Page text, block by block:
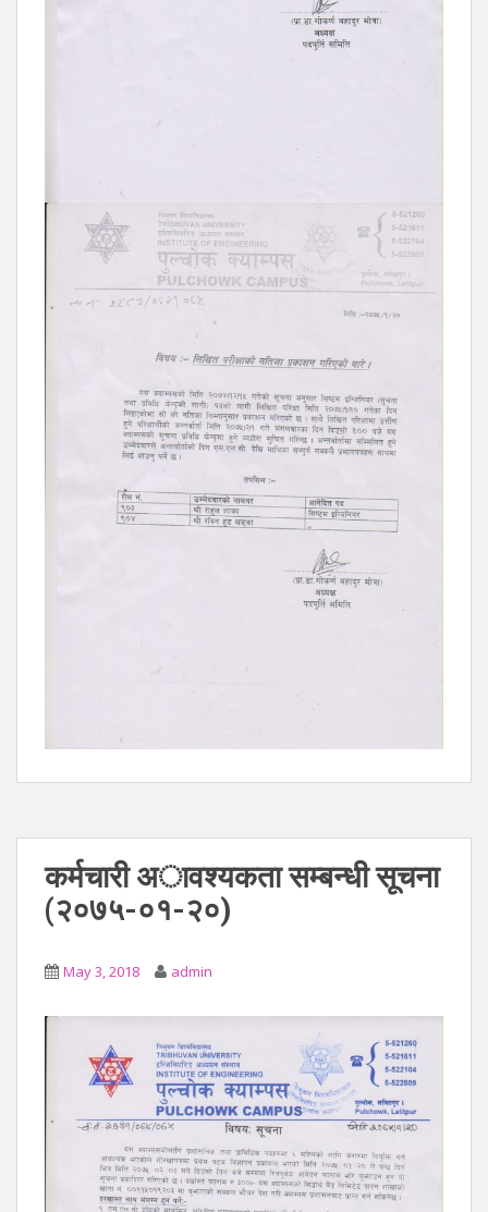
कर्मचारी अावश्यकता सम्बन्धी सूचना
(२०७५-०१-२०)
May 3, 2018 admin